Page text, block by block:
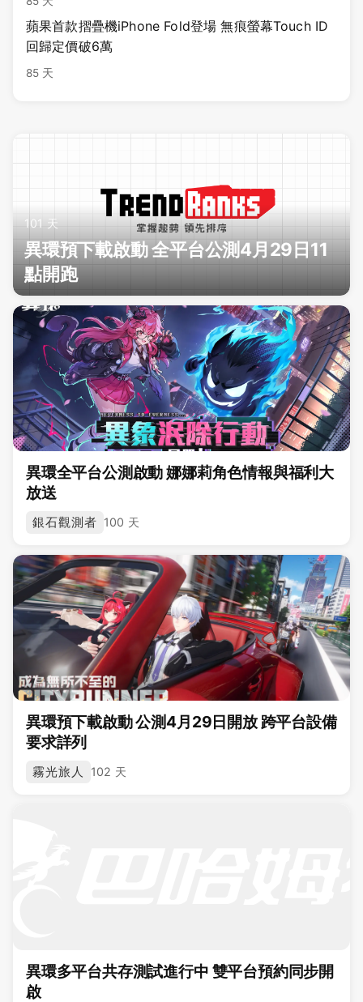
蘋果首款摺疊機iPhone Fold登場 無痕螢幕Touch ID
回歸定價破6萬
85 天
101 天
異環預下載啟動 全平台公測4月29日11
點開跑
異環全平台公測啟動 娜娜莉角色情報與福利大
放送
銀石觀測者 100 天
異環預下載啟動 公測4月29日開放 跨平台設備
要求詳列
霧光旅人 102 天
異環多平台共存測試進行中 雙平台預約同步開
啟